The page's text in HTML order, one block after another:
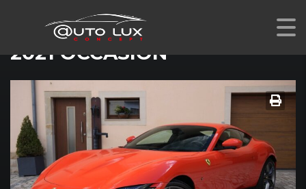
FERRARI ROMA
2021 OCCASION